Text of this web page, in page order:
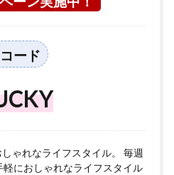
ード
ゃれなライフスタイル。 毎週
におしゃれなライフスタイル